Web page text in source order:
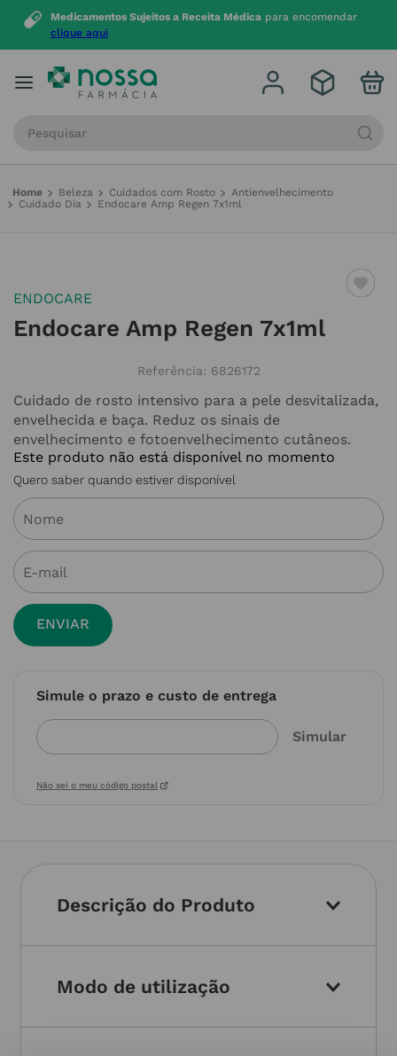
Medicamentos Sujeitos a Receita Médica para encomendar
clique aqui
Beleza Cuidados com Rosto
Antienvelhecimento
Cuidado Dia
Endocare Amp Regen 7x1ml
ENDOCARE
Endocare Amp Regen 7x1ml
Referência: 6826172
Cuidado de rosto intensivo para a pele desvitalizada,
envelhecida e baça. Reduz os sinais de
envelhecimento e fotoenvelhecimento cutâneos.
Este produto não está disponível no momento
Quero saber quando estiver disponível
ENVIAR
Simule o prazo e custo de entrega
Não sei o meu código postal
Descrição do Produto
Modo de utilização